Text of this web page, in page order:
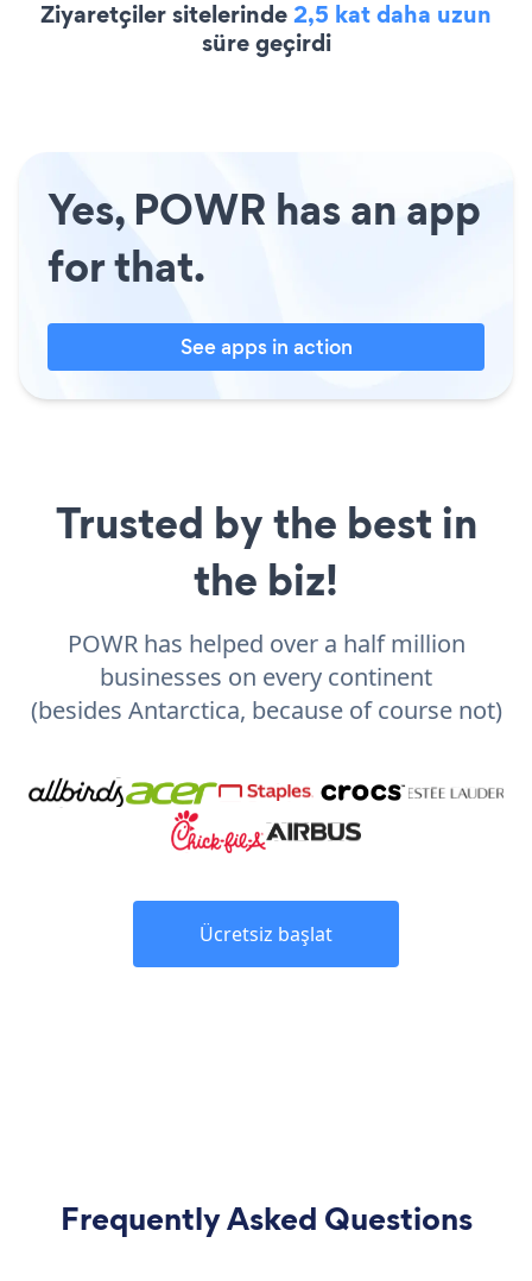
Ziyaretçiler sitelerinde2,5 kat daha uzun
süre geçirdi
Yes, POWR has an app
for that.
See apps in action
Trusted by the best in
the biz!
POWR has helped over a half million
businesses on every continent
(besides Antarctica, because of course not)
Ücretsiz başlat
Frequently Asked Questions